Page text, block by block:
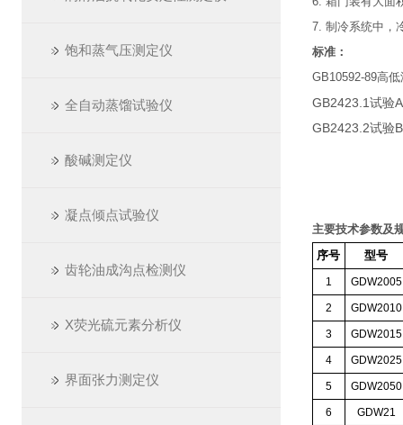
饱和蒸气压测定仪
全自动蒸馏试验仪
酸碱测定仪
凝点倾点试验仪
齿轮油成沟点检测仪
X荧光硫元素分析仪
界面张力测定仪
7. 制冷系统中，
标准：
GB10592-89高
GB2423.1试验
GB2423.2试验
主要技术参数及
序号
型号
1 GDW2005
2 GDW2010
3 GDW2015
4 GDW2025
5 GDW2050
6 GDW21